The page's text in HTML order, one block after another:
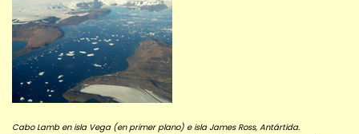
Cabo Lamb en isla Vega (en primer plano) e isla James Ross, Antártida.